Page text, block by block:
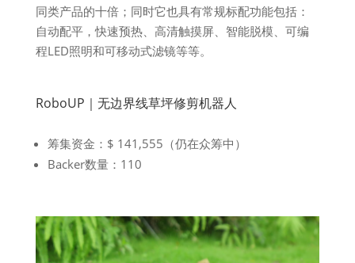
同类产品的十倍；同时它也具有常规标配功能包括：
自动配平，快速预热、高清触摸屏、智能脱模、可编
程LED照明和可移动式滤镜等等。
RoboUP｜无边界线草坪修剪机器人
筹集资金：$ 141,555（仍在众筹中）
Backer数量：110